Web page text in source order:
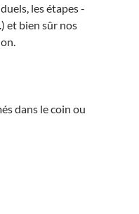
les étapes -
et bien sûr nos
dans le coin ou